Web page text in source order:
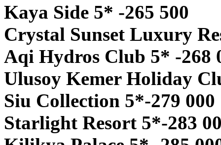
Kaya Side 5* -265 500
Crystal Sunset Luxury
Aqi Hydros Club 5* -268
Ulusoy Kemer Holiday
Siu Collection 5*-279 000
Starlight Resort 5*-283